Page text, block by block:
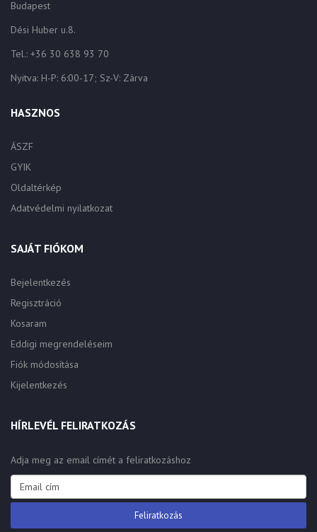
Budapest
Dési Huber u.8.
Tel.: +36 30 638 93 70
Nyitva: H-P: 6:00-17; Sz-V: Zárva
HASZNOS
ÁSZF
GYIK
Oldaltérkép
Adatvédelmi nyilatkozat
SAJÁT FIÓKOM
Bejelentkezés
Regisztráció
Kosaram
Eddigi megrendeléseim
Fiók módosítása
Kijelentkezés
HÍRLEVÉL FELIRATKOZÁS
Adja meg az email címét a feliratkozáshoz